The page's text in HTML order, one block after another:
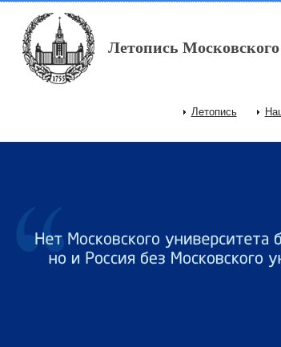
Перейти к основному содержанию
Летопись Московского
Главное меню
Летопись